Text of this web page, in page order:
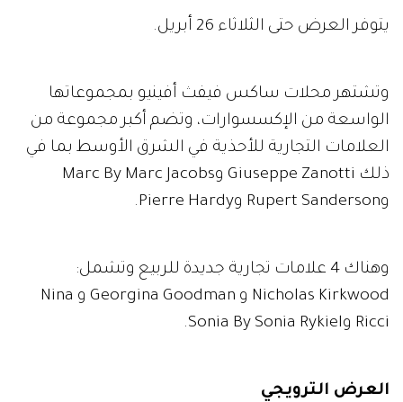
يتوفر العرض حتى الثلاثاء 26 أبريل.
وتشتهر محلات ساكس فيفث أفينيو بمجموعاتها
الواسعة من الإكسسوارات، وتضم أكبر مجموعة من
العلامات التجارية للأحذية في الشرق الأوسط بما في
ذلك Giuseppe Zanotti وMarc By Marc Jacobs
وRupert Sanderson وPierre Hardy.
وهناك 4 علامات تجارية جديدة للربيع وتشمل:
Nicholas Kirkwood و Georgina Goodman و Nina
Ricci وSonia By Sonia Rykiel.
العرض الترويجي